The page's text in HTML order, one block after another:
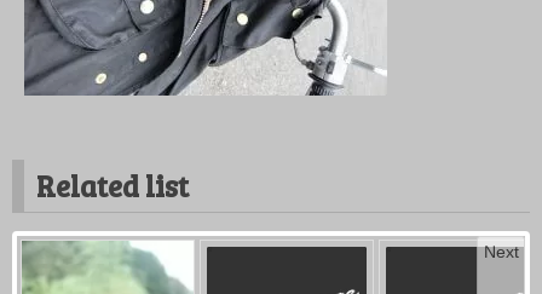
Related list
Next